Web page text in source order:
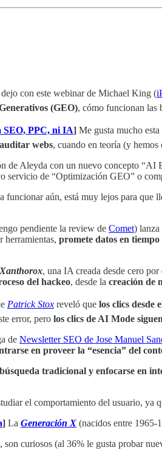
con este webinar de Michael King (
(GEO), cómo funcionan las
SEO, PPC, ni IA] Me gusta mucho
webs, cuando en teoría (y
de Aleyda con un nuevo concepto “AI
servicio de “Optimización GEO” o
aún, está muy lejos para
pendiente la review de Comet) lanza
herramientas, promete datos en tiempo
Xanthorox, una IA creada desde cero
del hackeo, desde la creación de
Patrick Stox reveló que los clics desde
error, pero los clics de AI Mode
de Newsletter SEO de Jose Manuel
en proveer la “esencia” del
tradicional y enfocarse en
el comportamiento del usuario, ya
] La Generación X (nacidos entre 1965-
curiosos (al 36% le gusta probar